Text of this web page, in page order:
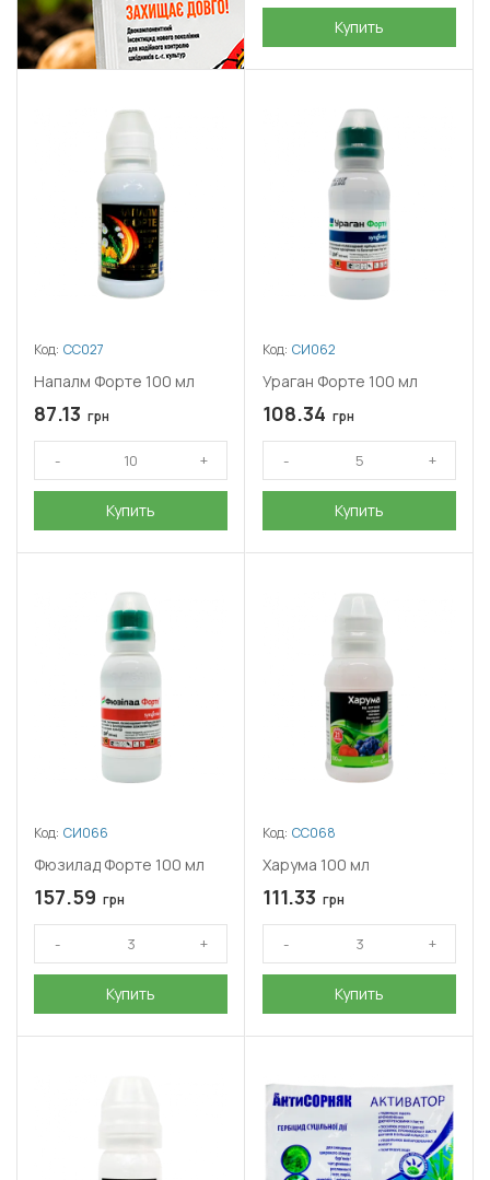
Купить
Код: СС027
Напалм Форте 100 мл
87.13 грн
Купить
Код: СИ062
Ураган Форте 100 мл
108.34 грн
Купить
Код: СИ066
Фюзилад Форте 100 мл
157.59 грн
Купить
Код: СС068
Харума 100 мл
111.33 грн
Купить